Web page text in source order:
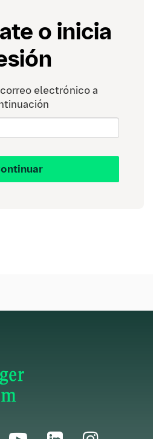
resultados clínicos
que ayudan a los
de manera eficiente.
funcionalidades como:
de pruebas.
administrativos como la
de seguros y la
pacientes:
de citas, resultados de
o inicia
electrónico a